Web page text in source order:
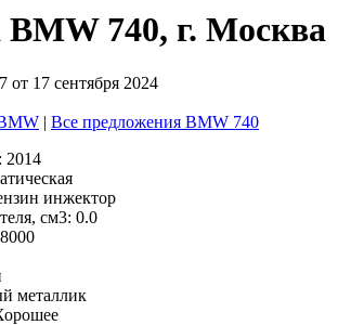
740, г. Москва
от 17 сентября 2024
| Все предложения BMW 740
2014
инжектор
см3: 0.0
металлик